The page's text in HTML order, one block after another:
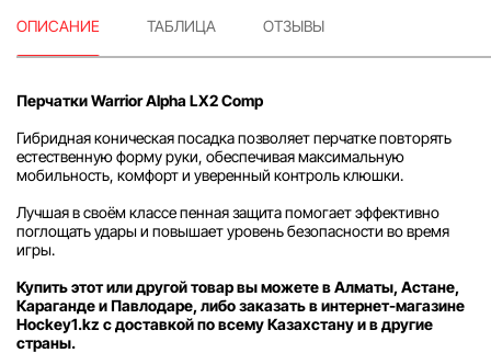
ОПИСАНИЕ ТАБЛИЦА ОТЗЫВЫ
Перчатки Warrior Alpha LX2 Comp
Гибридная коническая посадка позволяет перчатке повторять
естественную форму руки, обеспечивая максимальную
мобильность, комфорт и уверенный контроль клюшки.
Лучшая в своём классе пенная защита помогает эффективно
поглощать удары и повышает уровень безопасности во время
игры.
Купить этот или другой товар вы можете в Алматы, Астане,
Караганде и Павлодаре, либо заказать в интернет-магазине
Hockey1.kz с доставкой по всему Казахстану и в другие
страны.